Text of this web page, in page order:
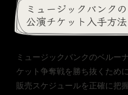
ミュージックバンク
公演チケット入手方
ミュージックバンクのベルー
ケット争奪戦を勝ち抜くため
販売スケジュールを正確に把